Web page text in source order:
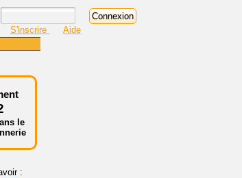
S'inscrire Aide
le
: